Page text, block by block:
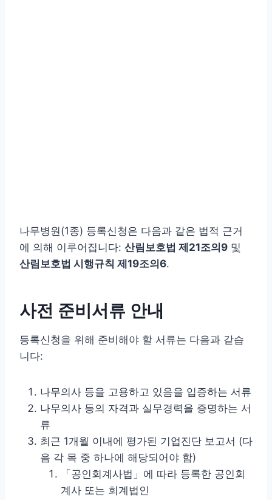
나무병원(1종) 등록신청은 다음과 같은 법적 근거
에 의해 이루어집니다: 산림보호법 제21조의9 및
산림보호법 시행규칙 제19조의6.
사전 준비서류 안내
등록신청을 위해 준비해야 할 서류는 다음과 같습
니다:
나무의사 등을 고용하고 있음을 입증하는 서류
나무의사 등의 자격과 실무경력을 증명하는 서
류
최근 1개월 이내에 평가된 기업진단 보고서 (다
음 각 목 중 하나에 해당되어야 함)
「공인회계사법」에 따라 등록한 공인회
계사 또는 회계법인